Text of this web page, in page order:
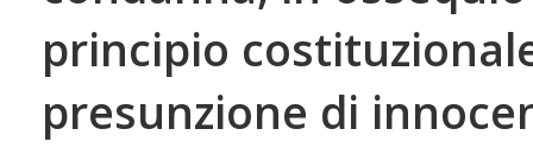
principio
presunzione di